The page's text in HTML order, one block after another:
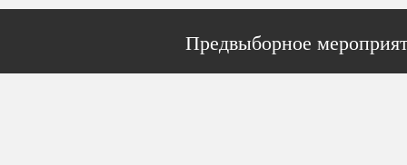
Предвыборное